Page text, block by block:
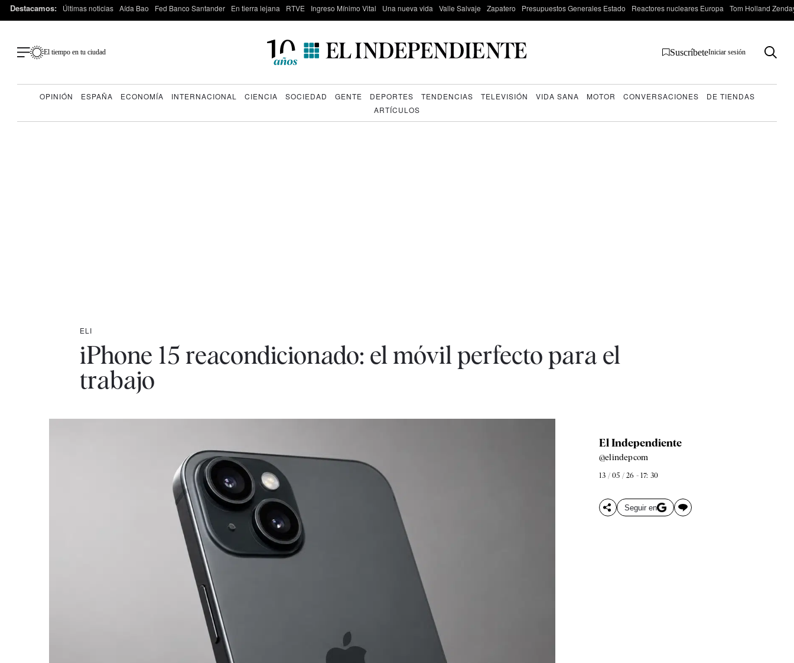
Destacamos: Últimas noticias Aída Bao Fed Banco Santander En tierra lejana RTVE Ingreso Mínimo Vital Una nueva vida Valle Salvaje Zapatero Presupuestos Generales Estado Reactores nucleares Europa Tom Holland
El tiempo en tu ciudad SuscríbeteIniciar sesión
OPINIÓN ESPAÑA ECONOMÍA INTERNACIONAL CIENCIA SOCIEDAD GENTE DEPORTES TENDENCIAS TELEVISIÓN VIDA SANA MOTOR CONVERSACIONES
DE TIENDAS
ARTÍCULOS
ELI
iPhone 15 reacondicionado: el móvil perfecto para el
trabajo
El Independiente
@elindepcom
13 / 05 / 26 - 17: 30
Seguir en